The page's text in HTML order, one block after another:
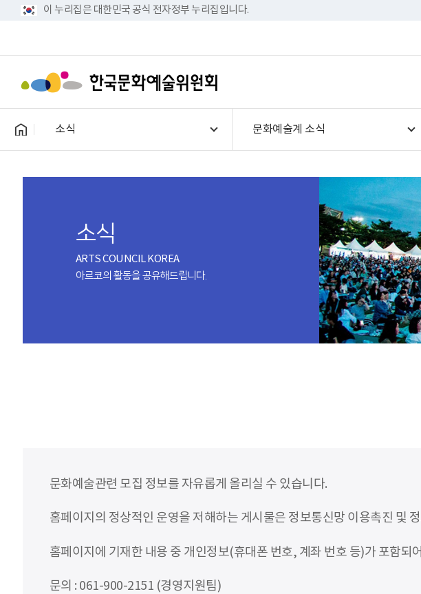
이 누리집은 대한민국 공식 전자정부 누리집입니다.
소식 문화예술계 소식
소식
ARTS COUNCIL KOREA
아르코의 활동을 공유해드립니다.
문화예술관련 모집 정보를 자유롭게 올리실 수 있습니다.
홈페이지의 정상적인 운영을 저해하는 게시물은 정보통신망 이용촉진 및
홈페이지에 기재한 내용 중 개인정보(휴대폰 번호, 계좌 번호 등)가 포함되
문의 : 061-900-2151 (경영지원팀)